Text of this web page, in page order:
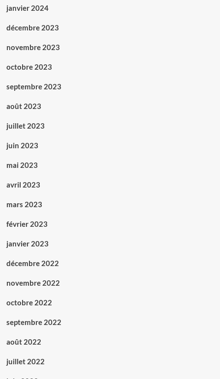
janvier 2024
décembre 2023
novembre 2023
octobre 2023
septembre 2023
août 2023
juillet 2023
juin 2023
mai 2023
avril 2023
mars 2023
février 2023
janvier 2023
décembre 2022
novembre 2022
octobre 2022
septembre 2022
août 2022
juillet 2022